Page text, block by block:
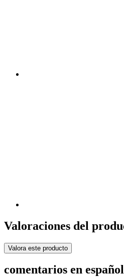
Valoraciones del
Valora este producto
comentarios en